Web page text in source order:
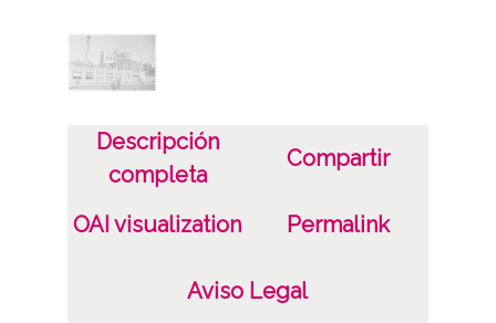
Lugar
Materia
CC BY-NC-SA 4.0
Descripción
completa
Compartir
OAI visualization Permalink
Aviso Legal